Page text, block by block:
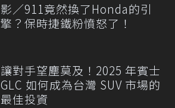
影／911竟然換了Honda的引
擎？保時捷鐵粉憤怒了！
讓對手望塵莫及！2025 年賓士
GLC 如何成為台灣 SUV 市場的
最佳投資